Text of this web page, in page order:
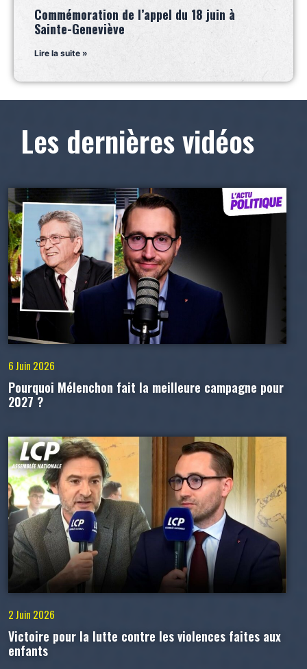
Commémoration de l’appel du 18 juin à
Sainte-Geneviève
Lire la suite »
Les dernières vidéos
6 Juin 2026
Pourquoi Mélenchon fait la meilleure campagne pour
2027 ?
2 Juin 2026
Victoire pour la lutte contre les violences faites aux
enfants